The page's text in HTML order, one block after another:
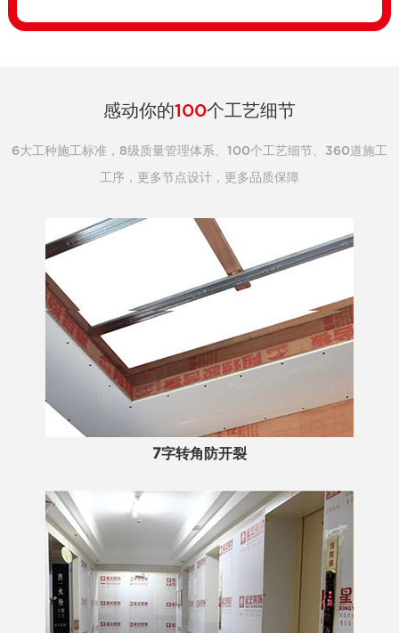
感动你的100个工艺细节
6大工种施工标准，8级质量管理体系、100个工艺细节、360道施工
工序，更多节点设计，更多品质保障
7字转角防开裂